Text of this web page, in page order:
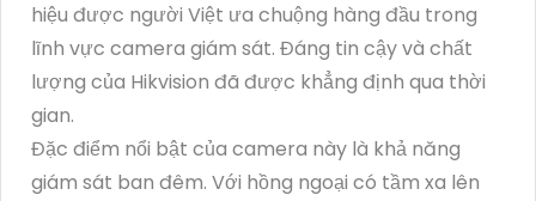
hiệu được người Việt ưa chuộng hàng đầu trong
lĩnh vực camera giám sát. Đáng tin cậy và chất
lượng của Hikvision đã được khẳng định qua thời
gian.
Đặc điểm nổi bật của camera này là khả năng
giám sát ban đêm. Với hồng ngoại có tầm xa lên